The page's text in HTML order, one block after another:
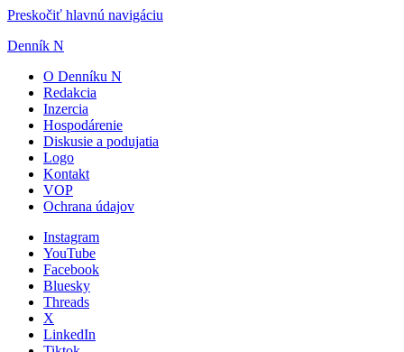
Preskočiť hlavnú navigáciu
Denník N
O Denníku N
Redakcia
Inzercia
Hospodárenie
Diskusie a podujatia
Logo
Kontakt
VOP
Ochrana údajov
Instagram
YouTube
Facebook
Bluesky
Threads
X
LinkedIn